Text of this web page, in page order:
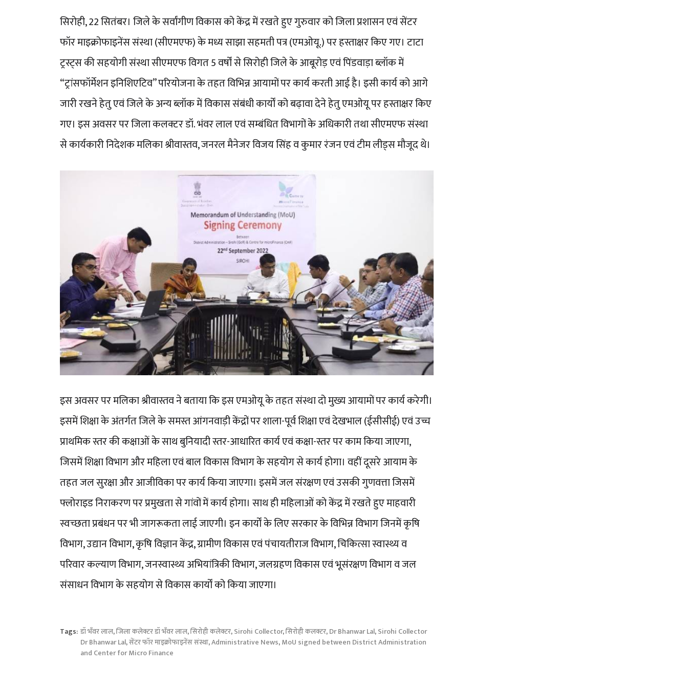
सिरोही, 22 सितंबर। जिले के सर्वांगीण विकास को केंद्र में रखते हुए गुरुवार को जिला प्रशासन एवं सेंटर
फॉर माइक्रोफाइनेंस संस्था (सीएमएफ) के मध्य साझा सहमती पत्र (एमओयू.) पर हस्ताक्षर किए गए। टाटा
ट्रस्ट्स की सहयोगी संस्था सीएमएफ विगत 5 वर्षों से सिरोही जिले के आबूरोड़ एवं पिंडवाड़ा ब्लॉक में
“ट्रांसफॉर्मेशन इनिशिएटिव” परियोजना के तहत विभिन्न आयामों पर कार्य करती आई है। इसी कार्य को आगे
जारी रखने हेतु एवं जिले के अन्य ब्लॉक में विकास संबंधी कार्यों को बढ़ावा देने हेतु एमओयू पर हस्ताक्षर किए
गए। इस अवसर पर जिला कलक्टर डॉ. भंवर लाल एवं सम्बंधित विभागों के अधिकारी तथा सीएमएफ संस्था
से कार्यकारी निदेशक मलिका श्रीवास्तव, जनरल मैनेजर विजय सिंह व कुमार रंजन एवं टीम लीड्स मौजूद थे।
इस अवसर पर मलिका श्रीवास्तव ने बताया कि इस एमओयू के तहत संस्था दो मुख्य आयामों पर कार्य करेगी।
इसमें शिक्षा के अंतर्गत जिले के समस्त आंगनवाड़ी केंद्रों पर शाला-पूर्व शिक्षा एवं देखभाल (ईसीसीई) एवं उच्च
प्राथमिक स्तर की कक्षाओं के साथ बुनियादी स्तर-आधारित कार्य एवं कक्षा-स्तर पर काम किया जाएगा,
जिसमें शिक्षा विभाग और महिला एवं बाल विकास विभाग के सहयोग से कार्य होगा। वहीं दूसरे आयाम के
तहत जल सुरक्षा और आजीविका पर कार्य किया जाएगा। इसमें जल संरक्षण एवं उसकी गुणवत्ता जिसमें
फ्लोराइड निराकरण पर प्रमुखता से गांवों में कार्य होगा। साथ ही महिलाओं को केंद्र में रखते हुए माहवारी
स्वच्छता प्रबंधन पर भी जागरूकता लाई जाएगी। इन कार्यों के लिए सरकार के विभिन्न विभाग जिनमें कृषि
विभाग, उद्यान विभाग, कृषि विज्ञान केंद्र, ग्रामीण विकास एवं पंचायतीराज विभाग, चिकित्सा स्वास्थ्य व
परिवार कल्याण विभाग, जनस्वास्थ्य अभियांत्रिकी विभाग, जलग्रहण विकास एवं भूसंरक्षण विभाग व जल
संसाधन विभाग के सहयोग से विकास कार्यों को किया जाएगा।
Tags: डॉ भँवर लाल,जिला कलेक्टर डॉ भँवर लाल,सिरोही कलेक्टर,Sirohi Collector,सिरोही कलक्टर,Dr Bhanwar Lal,Sirohi Collector
Dr Bhanwar Lal,सेंटर फॉर माइक्रोफाइनेंस संस्था,Administrative News,MoU signed between District Administration
and Center for Micro Finance